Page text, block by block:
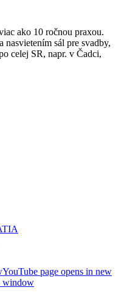
ako 10 ročnou praxou.
nasvietením sál pre svadby,
celej SR, napr. v Čadci,
YouTube page opens in new
window